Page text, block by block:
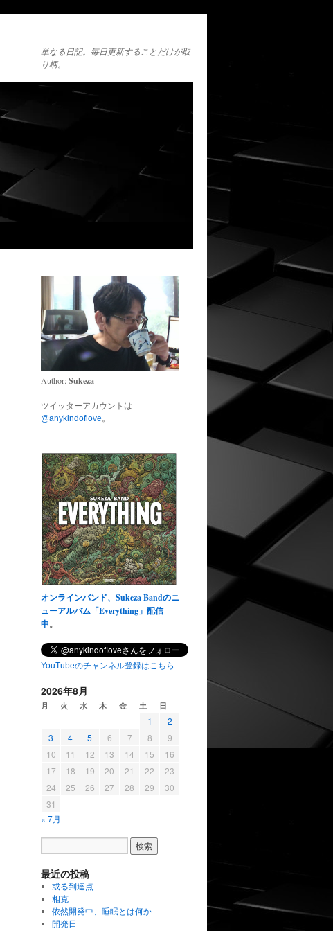
単なる日記。毎日更新することだけが取
り柄。
Author:Sukeza
ツイッターアカウントは
@anykindoflove。
オンラインバンド、Sukeza Bandのニ
ューアルバム「Everything」配信
中。
YouTubeのチャンネル登録はこちら
2026年8月
月 火 水 木 金 土 日
1
2
3
4 5 6 7 8
9
10
11 12 13 14 15
16
17
18 19 20 21 22
23
24
25 26 27 28 29
30
31
« 7月
最近の投稿
或る到達点
相克
依然開発中、睡眠とは何か
開発日